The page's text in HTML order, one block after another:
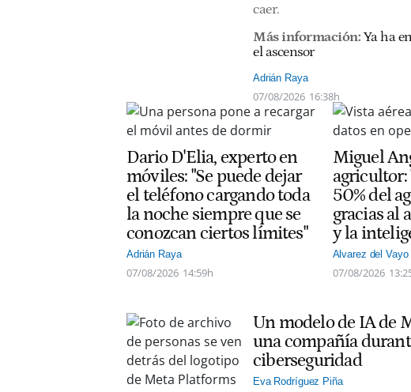
caer.
Más información: Ya ha
el ascensor
Adrián Raya
07/08/2026 16:38h
Dario D'Elia, experto en
móviles: "Se puede dejar
el teléfono cargando toda
la noche siempre que se
conozcan ciertos límites"
Adrián Raya
07/08/2026 14:59h
Miguel
agricultor:
50% del
gracias al
y la
Alvarez del Vayo
07/08/2026
Un modelo de IA de
una compañía
ciberseguridad
Eva Rodríguez Piña